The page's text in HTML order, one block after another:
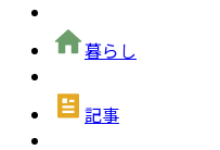
暮らし
記事